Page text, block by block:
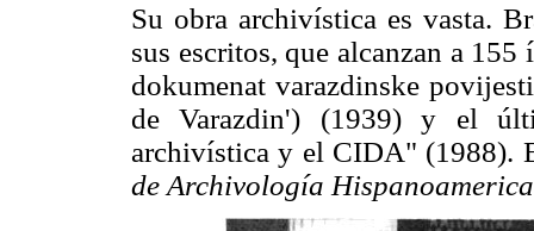
Su obra archivística es vasta.
sus escritos, que alcanzan a
dokumenat varazdinske
de Varazdin') (1939) y el
archivística y el CIDA" (1988).
de Archivología